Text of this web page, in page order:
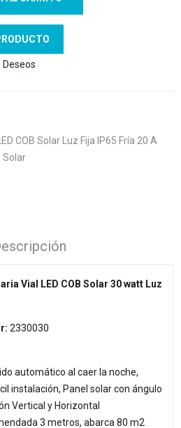
Deseos
COB Solar Luz Fija IP65 Fría 20 A
Solar
Vial LED COB Solar 30 watt Luz
2330030
automático al caer la noche,
instalación, Panel solar con ángulo
Vertical y Horizontal
3 metros, abarca 80 m2